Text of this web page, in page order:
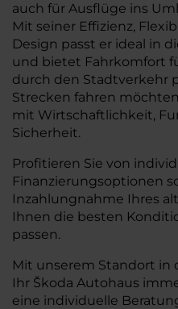
auch für Ausflüge ins
Mit seiner Effizienz,
Design passt er ideal in
und bietet Fahrkomfort
durch den Stadtverkehr
Strecken fahren
mit Wirtschaftlichkeit,
Sicherheit.
Profitieren Sie von
Finanzierungsoptionen
Inzahlungnahme Ihres
Ihnen die besten
passen.
Mit unserem Standort in
Ihr Škoda Autohaus
eine individuelle